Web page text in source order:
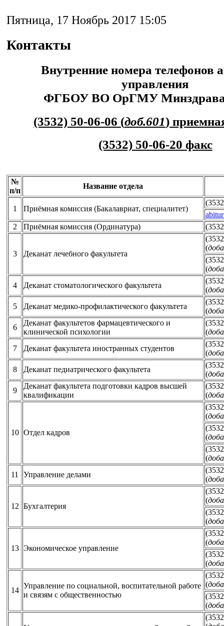
Пятница, 17 Ноябрь 2017 15:05
Контакты
Внутренние номера телефонов
управления
ФГБОУ ВО ОрГМУ Минздрава
(3532) 50-06-06 (доб.601)
(3532) 50-06-20 факс
№
п/п
Название отдела
1 Приёмная комиссия (Бакалавриат, специалитет)
2
Приёмная комиссия (Ординатура)
3 Деканат лечебного факультета
(
(
4
Деканат стоматологического факультета
(
5
Деканат медико-профилактического факультета
(
6
Деканат факультетов фармацевтического и
клинической психологии
(
7
Деканат факультета иностранных студентов
(
8
Деканат педиатрического факультета
(
9
Деканат факультета подготовки кадров высшей
квалификации
(
10 Отдел кадров
(
(
(
11
Управление делами
(
12 Бухгалтерия
(
(
13 Экономическое управление
(
(
14
Управление по социальной, воспитательной работе
и связям с общественностью
(
(